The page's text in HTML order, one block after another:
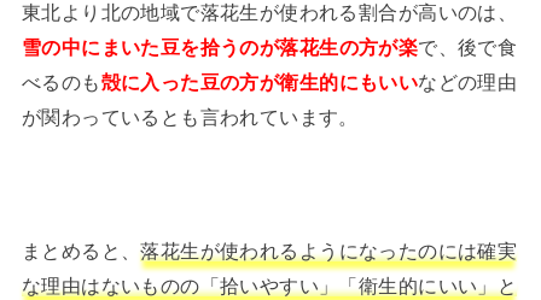
東北より北の地域で落花生が使われる割合が高いのは、
雪の中にまいた豆を拾うのが落花生の方が楽で、後で食
べるのも殻に入った豆の方が衛生的にもいいなどの理由
が関わっているとも言われています。
まとめると、落花生が使われるようになったのには確実
な理由はないものの「拾いやすい」「衛生的にいい」と